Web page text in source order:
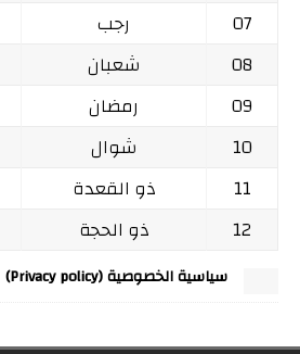
07
رجب
08
شعبان
09
رمضان
10
شوال
11
ذو القعدة
12
ذو الحجة
سياسية الخصوصية (Privacy policy)